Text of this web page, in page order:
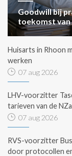
Goodwill bij
toekomst
Huisarts in Rhoon
werken
07 aug 2026
LHV-voorzitter
tarieven van de NZa
07 aug 2026
RVS-voorzitter
door protocollen